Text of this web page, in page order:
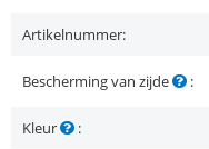
Artikelnummer:
Bescherming van zijde :
Kleur :